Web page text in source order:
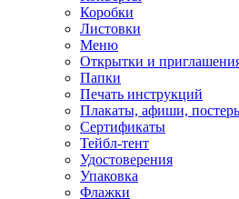
Коробки
Листовки
Меню
Открытки и
Папки
Печать инструкций
Плакаты, афиши,
Сертификаты
Тейбл-тент
Удостоверения
Упаковка
Флажки